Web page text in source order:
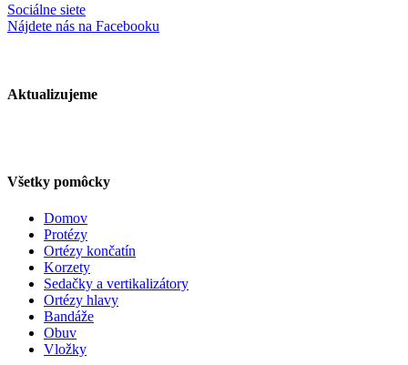
Sociálne siete
Nájdete nás na Facebooku
Aktualizujeme
Všetky pomôcky
Domov
Protézy
Ortézy končatín
Korzety
Sedačky a vertikalizátory
Ortézy hlavy
Bandáže
Obuv
Vložky